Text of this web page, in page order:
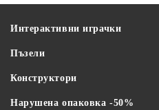
Интерактивни играчки
Пъзели
Конструктори
Нарушена опаковка -50%